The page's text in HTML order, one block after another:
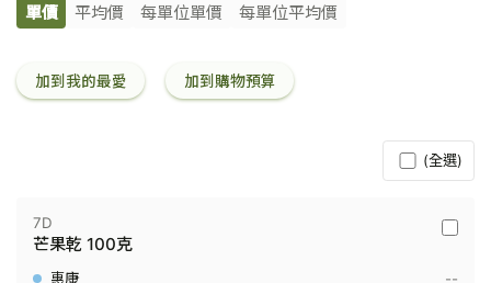
單價 平均價 每單位單價 每單位平均價
加到我的最愛 加到購物預算
(全選)
7D
7D
芒果乾 100克
--